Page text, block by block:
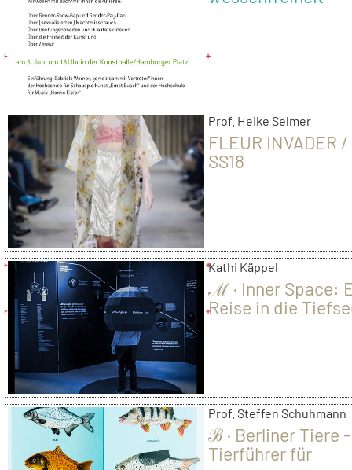
Prof. Heike Selmer
FLEUR INVADER
SS18
Kathi Käppel
ℳ · Inner Space:
Reise in die
Prof. Steffen Schuhmann
ℬ · Berliner Tiere
Tierführer für